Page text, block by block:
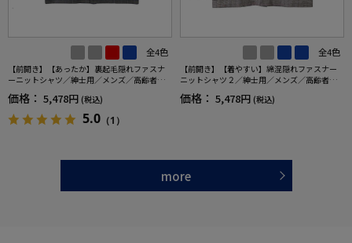
全4色
【前開き】【あったか】裏起毛隠れファスナ
ーニットシャツ／紳士用／メンズ／高齢者／
シニア／秋冬／洗濯機OK／お出かけ／おしゃ
れ／名前記入欄付き／ギフト／プレゼント【C
F】
価格： 5,478円 (税込)
5.0 （1）
全4色
【前開き】【着やすい】綿混隠れファスナー
ニットシャツ２／紳士用／メンズ／高齢者／
シニア／洗濯機OK／名前記入欄付／胸ポケッ
ト付／ギフト／プレセント／ギフト【CF】
価格： 5,478円 (税込)
more